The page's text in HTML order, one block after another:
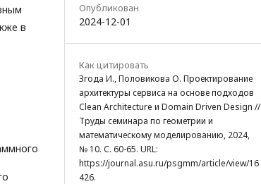
в
Опубликован
2024-12-01
Как цитировать
Згода И., Половикова О. Проектирование
архитектуры сервиса на основе подходов
Clean Architecture и Domain Driven Design //
Труды семинара по геометрии и
математическому моделированию, 2024,
№ 10. С. 60-65. URL:
https://journal.asu.ru/psgmm/article/view/16
426.